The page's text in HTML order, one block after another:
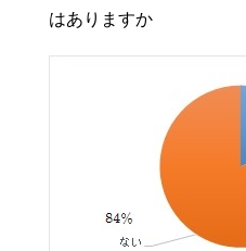
はありますか